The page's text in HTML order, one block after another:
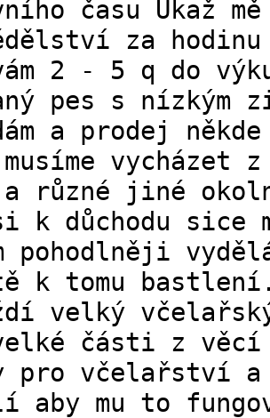
času Ukaž
za
2 - 5 q do
pes s
a prodej
musíme vycházet
a různé jiné
k důchodu sice
pohodlněji
k tomu
velký
části z věcí
pro včelařství a
aby mu to